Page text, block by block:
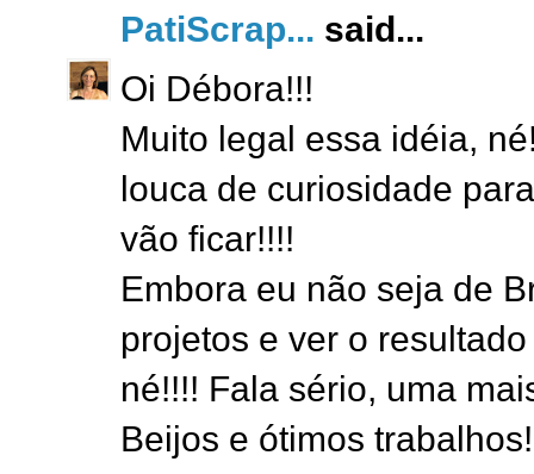
PatiScrap... said...
Oi Débora!!!
Muito legal essa idéia,
louca de curiosidade
vão ficar!!!!
Embora eu não seja de
projetos e ver o
né!!!! Fala sério, uma
Beijos e ótimos